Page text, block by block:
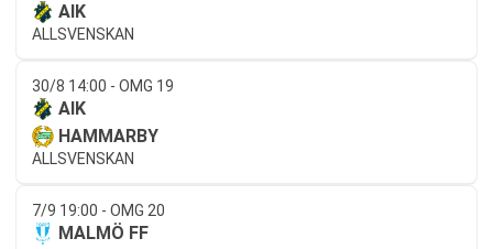
AIK
ALLSVENSKAN
30/8 14:00 - OMG 19
AIK
HAMMARBY
ALLSVENSKAN
7/9 19:00 - OMG 20
MALMÖ FF